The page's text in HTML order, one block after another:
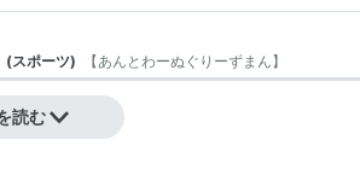
(スポーツ) 【あんとわーぬぐりーずまん】
読む